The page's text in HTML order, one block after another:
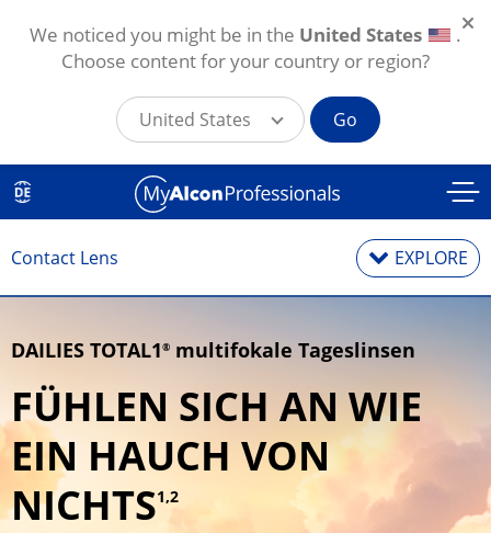
Direkt zum Inhalt
EXPLORE
Contact Lens
Kontaktlinsen
Kontaktlinsenpflegemittel
DAILIES TOTAL1® multifokale Tageslinsen
FÜHLEN SICH AN WIE
EIN HAUCH VON
NICHTS1,2
We noticed you might be in the United States
.
Choose content for your country or region?
United States Go